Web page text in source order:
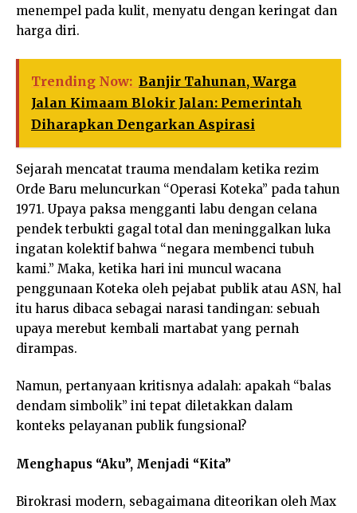
menempel pada kulit, menyatu dengan keringat dan
harga diri.
Trending Now: Banjir Tahunan, Warga
Jalan Kimaam Blokir Jalan: Pemerintah
Diharapkan Dengarkan Aspirasi
Sejarah mencatat trauma mendalam ketika rezim
Orde Baru meluncurkan “Operasi Koteka” pada tahun
1971. Upaya paksa mengganti labu dengan celana
pendek terbukti gagal total dan meninggalkan luka
ingatan kolektif bahwa “negara membenci tubuh
kami.” Maka, ketika hari ini muncul wacana
penggunaan Koteka oleh pejabat publik atau ASN, hal
itu harus dibaca sebagai narasi tandingan: sebuah
upaya merebut kembali martabat yang pernah
dirampas.
Namun, pertanyaan kritisnya adalah: apakah “balas
dendam simbolik” ini tepat diletakkan dalam
konteks pelayanan publik fungsional?
Menghapus “Aku”, Menjadi “Kita”
Birokrasi modern, sebagaimana diteorikan oleh Max